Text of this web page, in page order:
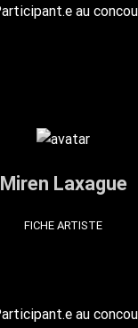
Miren Laxague
FICHE ARTISTE